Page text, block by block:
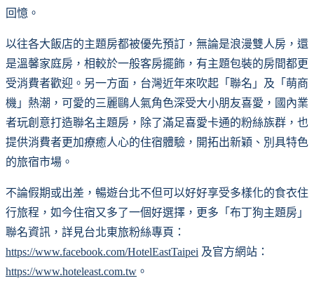
回憶。
以往各大飯店的主題房都被優先預訂，無論是浪漫雙人房，還
是溫馨家庭房，相較於一般客房擺飾，有主題包裝的房間都更
受消費者歡迎。另一方面，台灣近年來吹起「聯名」及「萌商
機」熱潮，可愛的三麗鷗人氣角色深受大小朋友喜愛，國內業
者玩創意打造聯名主題房，除了滿足喜愛卡通的粉絲族群，也
提供消費者更加療癒人心的住宿體驗，開拓出新穎、別具特色
的旅宿市場。
不論假期或出差，暢遊台北不但可以好好享受多樣化的食衣住
行旅程，如今住宿又多了一個好選擇，更多「布丁狗主題房」
聯名資訊，詳見台北東旅粉絲專頁：
https://www.facebook.com/HotelEastTaipei 及官方網站：
https://www.hoteleast.com.tw 。